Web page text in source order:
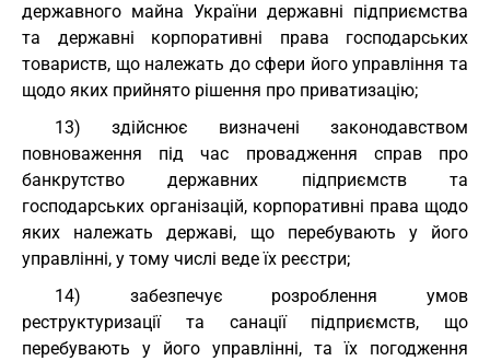
державного майна України державні підприємства
та державні корпоративні права господарських
товариств, що належать до сфери його управління та
щодо яких прийнято рішення про приватизацію;
13) здійснює визначені законодавством
повноваження під час провадження справ про
банкрутство державних підприємств та
господарських організацій, корпоративні права щодо
яких належать державі, що перебувають у його
управлінні, у тому числі веде їх реєстри;
14) забезпечує розроблення умов
реструктуризації та санації підприємств, що
перебувають у його управлінні, та їх погодження